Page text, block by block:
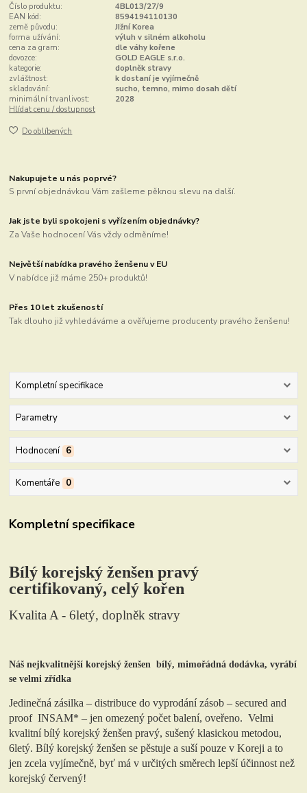
Číslo produktu:
4BL013/27/9
EAN kód:
8594194110130
země původu:
JIžní Korea
forma užívání:
výluh v silném alkoholu
cena za gram:
dle váhy kořene
dovozce:
GOLD EAGLE s.r.o.
kategorie:
doplněk stravy
zvláštnost:
k dostaní je vyjímečně
skladování:
sucho, temno, mimo dosah dětí
minimální trvanlivost:
2028
Hlídat cenu / dostupnost
Do oblíbených
Nakupujete u nás poprvé?
S první objednávkou Vám zašleme pěknou slevu na další.
Jak jste byli spokojeni s vyřízením objednávky?
Za Vaše hodnocení Vás vždy odměníme!
Největší nabídka pravého ženšenu v EU
V nabídce již máme 250+ produktů!
Přes 10 let zkušeností
Tak dlouho již vyhledáváme a ověřujeme producenty pravého ženšenu!
Kompletní specifikace
Parametry
Hodnocení 6
Komentáře 0
Kompletní specifikace
Bílý korejský ženšen pravý
certifikovaný, celý kořen
Kvalita A - 6letý, doplněk stravy
Náš nejkvalitnější korejský ženšen bílý,mimořádná dodávka, vyrábí
se velmi zřídka
Jedinečná zásilka – distribuce do vyprodání zásob – secured and
proof INSAM* – jen omezený počet balení, oveřeno. Velmi
kvalitní bílý korejský ženšen pravý, sušený klasickou metodou,
6letý. Bílý korejský ženšen se pěstuje a suší pouze v Koreji a to
jen zcela vyjímečně, byť má v určitých směrech lepší účinnost než
korejský červený!